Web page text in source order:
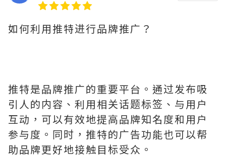
如何利用推特进行品牌推广？
推特是品牌推广的重要平台。通过发布吸
引人的内容、利用相关话题标签、与用户
互动，可以有效地提高品牌知名度和用户
参与度。同时，推特的广告功能也可以帮
助品牌更好地接触目标受众。